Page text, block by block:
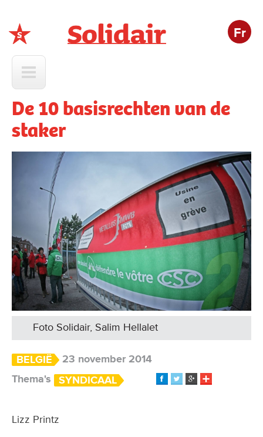
Fr
De 10 basisrechten van de
staker
Foto Solidair, Salim Hellalet
BELGIË
23 november 2014
Thema's
SYNDICAAL
Lizz Printz